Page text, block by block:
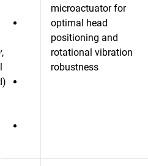
microactuator for
optimal head
positioning and
rotational vibration
robustness